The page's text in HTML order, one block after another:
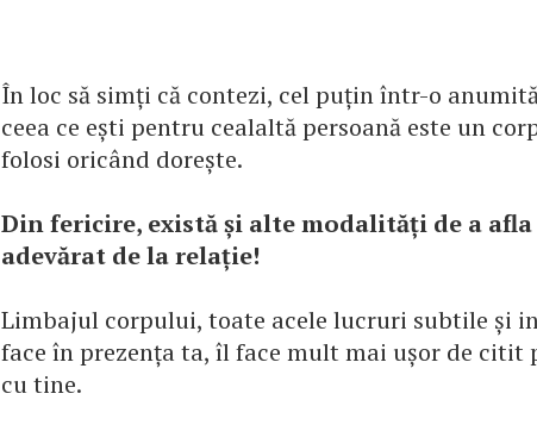
În loc să simți că contezi, cel puțin într-o
ceea ce ești pentru cealaltă persoană este un
folosi oricând dorește.
Din fericire, există și alte modalități de a afla
adevărat de la relație!
Limbajul corpului, toate acele lucruri subtile și
face în prezența ta, îl face mult mai ușor de citit
cu tine.